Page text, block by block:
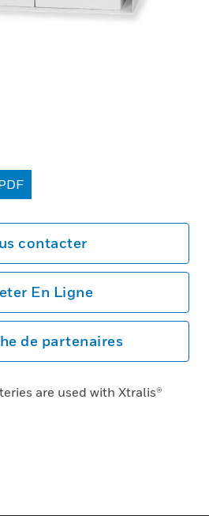
contacter
En Ligne
de partenaires
are used with Xtralis®